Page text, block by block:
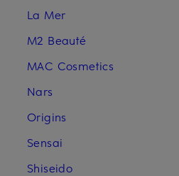
La Mer
M2 Beauté
MAC Cosmetics
Nars
Origins
Sensai
Shiseido